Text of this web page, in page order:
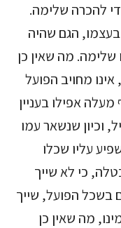
להכרה שלימה.
הגם שהיה
מה שאין כן
מחויב הפועל
אפילו בעניין
וכיון שנשאר עמו
עליו שכלו
כי לא שייך
בשכל הפועל, שייך
מה שאין כן